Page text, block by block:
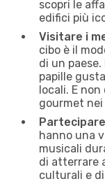
scopri le
edifici più
Visitare i
cibo è il
di un
papille
locali. E
gourmet
hanno una
musicali
di atterrare
culturali e